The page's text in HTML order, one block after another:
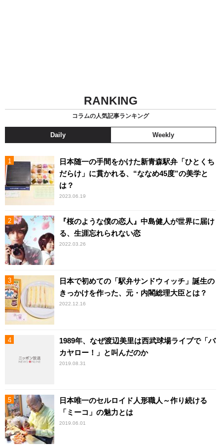
RANKING
コラムの人気記事ランキング
Daily Weekly
日本随一の手間をかけた新青森駅弁「ひとくち
だらけ」に貫かれる、“ななめ45度”の美学と
は？
2023.06.19
『桜のような僕の恋人』中島健人が世界に届け
る、生涯忘れられない恋
2022.03.26
日本で初めての「駅弁サンドウィッチ」誕生の
きっかけを作った、元・内閣総理大臣とは？
2022.12.16
1989年、なぜ渡辺美里は西武球場ライブで「バ
カヤロー！」と叫んだのか
2019.08.31
日本唯一のセルロイド人形職人～作り続ける
「ミーコ」の魅力とは
2019.06.01